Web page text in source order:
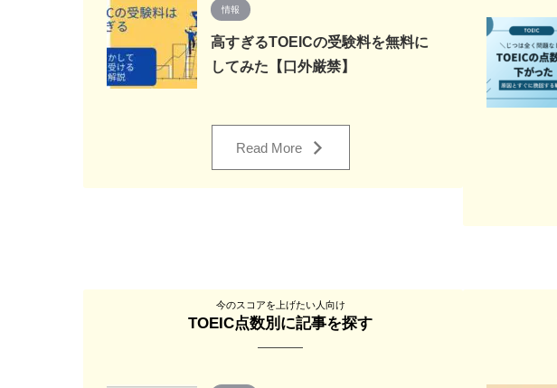
情報
高すぎるTOEICの受験料を無料に
してみた【口外厳禁】
Read More
今のスコアを上げたい人向け
TOEIC点数別に記事を探す